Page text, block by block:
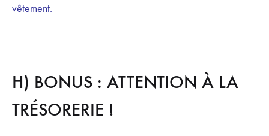
vêtement.
H) BONUS : ATTENTION À LA
TRÉSORERIE !